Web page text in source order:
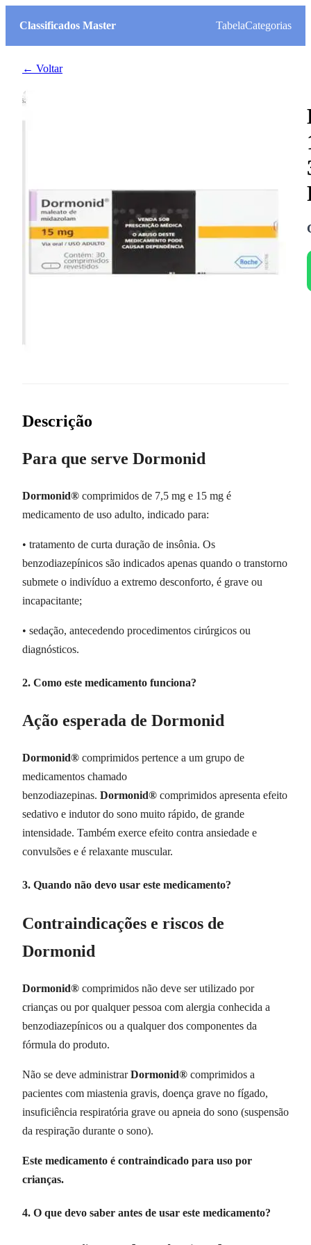
Classificados Master TabelaCategorias
← Voltar
Descrição
Para que serve Dormonid
Dormonid® comprimidos de 7,5 mg e 15 mg é
medicamento de uso adulto, indicado para:
• tratamento de curta duração de insônia. Os
benzodiazepínicos são indicados apenas quando o transtorno
submete o indivíduo a extremo desconforto, é grave ou
incapacitante;
• sedação, antecedendo procedimentos cirúrgicos ou
diagnósticos.
2. Como este medicamento funciona?
Ação esperada de Dormonid
Dormonid® comprimidos pertence a um grupo de
medicamentos chamado
benzodiazepinas. Dormonid® comprimidos apresenta efeito
sedativo e indutor do sono muito rápido, de grande
intensidade. Também exerce efeito contra ansiedade e
convulsões e é relaxante muscular.
3. Quando não devo usar este medicamento?
Contraindicações e riscos de
Dormonid
Dormonid® comprimidos não deve ser utilizado por
crianças ou por qualquer pessoa com alergia conhecida a
benzodiazepínicos ou a qualquer dos componentes da
fórmula do produto.
Não se deve administrarDormonid® comprimidos a
pacientes com miastenia gravis, doença grave no fígado,
insuficiência respiratória grave ou apneia do sono (suspensão
da respiração durante o sono).
Este medicamento é contraindicado para uso por
crianças.
4. O que devo saber antes de usar este medicamento?